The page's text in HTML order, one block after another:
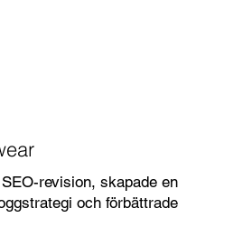
revision, skapade en
och förbättrade